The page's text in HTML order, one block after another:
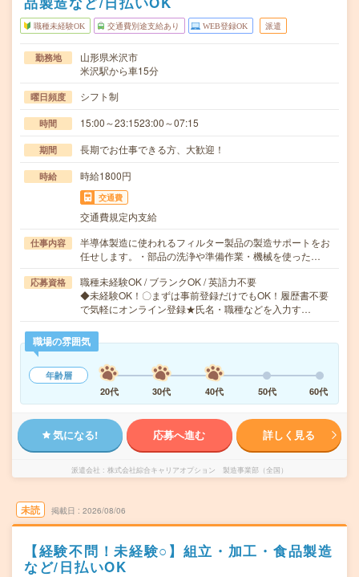
職種未経験OK 交通費別途支給あり WEB登録OK 派遣
勤務地
山形県米沢市
米沢駅から車15分
曜日頻度 シフト制
時間 15:00～23:1523:00～07:15
期間 長期でお仕事できる方、大歓迎！
時給 時給1800円
交通費
交通費規定内支給
仕事内容
半導体製造に使われるフィルター製品の製造サポートをお
任せします。・部品の洗浄や準備作業・機械を使った…
応募資格
職種未経験OK / ブランクOK / 英語力不要
◆未経験OK！〇まずは事前登録だけでもOK！履歴書不要
で気軽にオンライン登録★氏名・職種などを入力す…
職場の雰囲気
年齢層
20代
30代 40代 50代 60代
気になる! 応募へ進む 詳しく見る
派遣会社 株式会社綜合キャリアオプション 製造事業部（全国）
未読 掲載日 2026/08/06
【経験不問！未経験○】組立・加工・食品製造
など/日払いOK